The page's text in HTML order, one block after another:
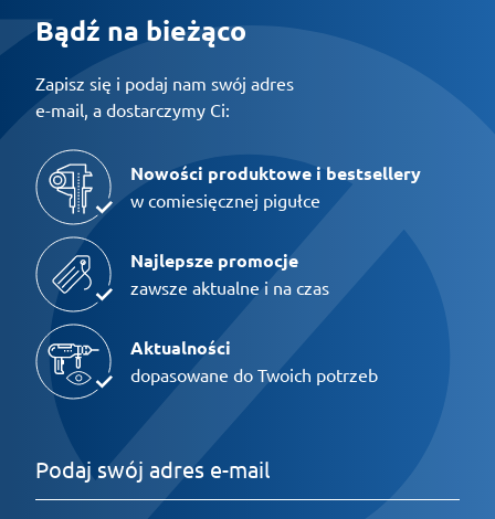
Bądź na bieżąco
Zapisz się i podaj nam swój adres
e-mail, a dostarczymy Ci:
Nowości produktowe i bestsellery
w comiesięcznej pigułce
Najlepsze promocje
zawsze aktualne i na czas
Aktualności
dopasowane do Twoich potrzeb